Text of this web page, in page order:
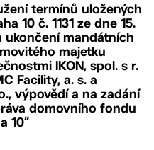
termínů uložených
10 č. 1131 ze dne 15.
ukončení mandátních
majetku
IKON, spol. s r.
Facility, a. s. a
výpovědí a na zadání
domovního fondu
10“